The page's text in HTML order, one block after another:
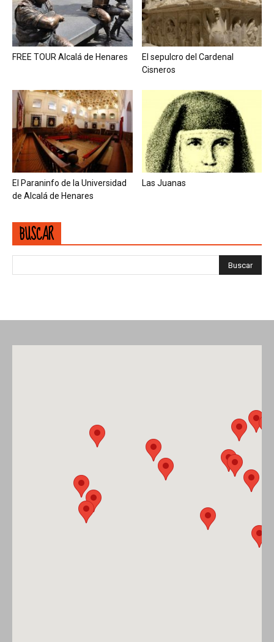
FREE TOUR Alcalá de Henares
El sepulcro del Cardenal
Cisneros
El Paraninfo de la Universidad
de Alcalá de Henares
Las Juanas
BUSCAR